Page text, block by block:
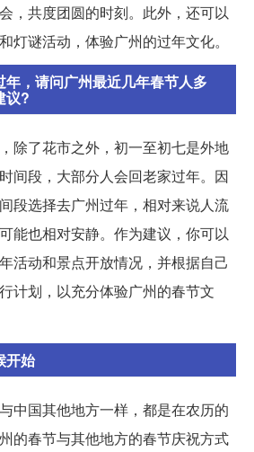
，共度团圆的时刻。此外，还可以
灯谜活动，体验广州的过年文化。
，请问广州最近几年春节人多
议?
除了花市之外，初一至初七是外地
间段，大部分人会回老家过年。因
段选择去广州过年，相对来说人流
能也相对安静。作为建议，你可以
活动和景点开放情况，并根据自己
计划，以充分体验广州的春节文
开始
中国其他地方一样，都是在农历的
的春节与其他地方的春节庆祝方式